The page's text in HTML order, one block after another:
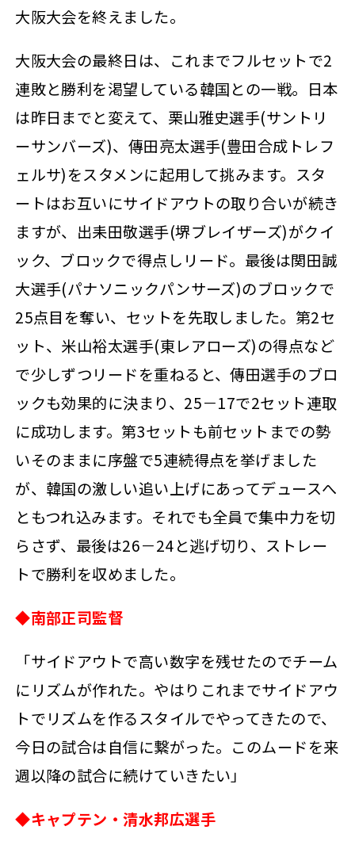
大阪大会を終えました。
大阪大会の最終日は、これまでフルセットで2
連敗と勝利を渇望している韓国との一戦。日本
は昨日までと変えて、栗山雅史選手(サントリ
ーサンバーズ)、傳田亮太選手(豊田合成トレフ
ェルサ)をスタメンに起用して挑みます。スタ
ートはお互いにサイドアウトの取り合いが続き
ますが、出耒田敬選手(堺ブレイザーズ)がクイ
ック、ブロックで得点しリード。最後は関田誠
大選手(パナソニックパンサーズ)のブロックで
25点目を奪い、セットを先取しました。第2セ
ット、米山裕太選手(東レアローズ)の得点など
で少しずつリードを重ねると、傳田選手のブロ
ックも効果的に決まり、25－17で2セット連取
に成功します。第3セットも前セットまでの勢
いそのままに序盤で5連続得点を挙げました
が、韓国の激しい追い上げにあってデュースへ
ともつれ込みます。それでも全員で集中力を切
らさず、最後は26－24と逃げ切り、ストレー
トで勝利を収めました。
◆南部正司監督
「サイドアウトで高い数字を残せたのでチーム
にリズムが作れた。やはりこれまでサイドアウ
トでリズムを作るスタイルでやってきたので、
今日の試合は自信に繋がった。このムードを来
週以降の試合に続けていきたい」
◆キャプテン・清水邦広選手